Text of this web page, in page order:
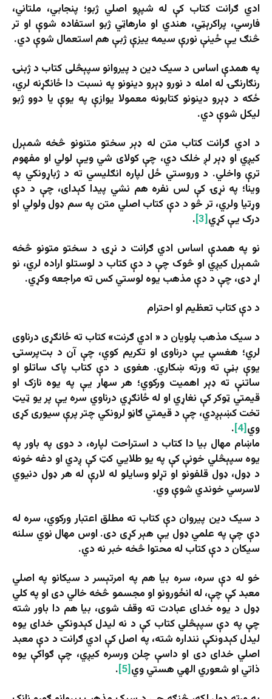
ادي ګرانت کتاب کې له شپږو اصلي ژبو؛ پنجابي، ملتاني،
فارسي، پراکرېټي، هندي او مارهاټي ژبو استفاده شوې او تر
څنګ یې ځینې نورې سیمه ییزې ژبې هم استعمال شوې دي.
په همدې اساس د سیک دین د پیروانو سپېڅلی کتاب د ژبنۍ
رنګارنګۍ له امله د نورو ډېرو دینونو په نسبت دا ځانګړنه لري،
ځکه د ډېرو دینونو کتابونه معمولا یوازې په یوې یا دوو ژبو
لیکل شوې دي.
د ادي ګرانت کتاب متن له ډېر سختو متنونو څخه شمېرل
کیږي او ډېر لږ خلک دي، چې کولای شي ویې لولي او مفهوم
ترې واخلي. د وروستي ځل لپاره انګلیسي ته د ژباړونکي په
وینا؛ په نړۍ کې لس نفره هم نشي پیدا کېدای، چې د دې
وړتیا ولري، تر څو د دې کتاب اصلي متن په سم ډول ولولي او
درک یې کړي[3]
.
نو په همدې اساس ادي ګرانت د نړۍ د سختو متونو څخه
شمېرل کیږي او څوک چې د دې کتاب د لوستلو اراده لري، نو
اړ دی، چې د دې مذهب یوه لوستي کس ته مراجعه وکړي.
د دې کتاب تعظیم او احترام
د سیک مذهب پلویان د « ادي ګرنت» کتاب ته ځانګړی درناوی
لري؛ هغسې یې درناوی او تکریم کوي، چې آن د بت‌پرستۍ
یوې بڼې ته ورته ښکاري. هغوی د دې کتاب پاک ساتلو او
ساتنې ته ډېر اهمیت ورکوي؛ هر سهار یې په یوه نازک او
قیمتي ټوکر کې نغاړي او له ځانګړي درناوي سره یې پر یو ټیټ
تخت کښېږدي، چې د قیمتي ګاڼو لرونکي چتر پرې سیوری کړی
وي[4]
.
ماښام مهال بیا دا کتاب د استراحت لپاره، د دوی په باور په
یوه سپېڅلي خونې کې په یو طلایي کټ کې ږدي او دغه خونه
د ډول، ‌ډول قلفونو او تړلو وسایلو له لارې له هر ډول دنیوي
لاسرسي خوندي شوې وي.
د سیک دین پیروان دې کتاب ته مطلق اعتبار ورکوي، سره له
دې چې په علمي ډول یې هېر کړی دی. اوس مهال نوي سلنه
سیکان د دې کتاب له محتوا څخه خبر نه دي.
خو له دې سره، سره بیا هم په امرتېسر د سیکانو په اصلي
معبد کې چې، له انځورونو او مجسمو څخه خالي دی او په کلي
ډول د یوه خدای عبادت ته وقف شوی، بیا هم دا باور شته
چې په دې سپېڅلي کتاب کې د نه لیدل کېدونکي خدای یوه
لیدل کېدونکې ننداره شته، په اصل کې ادي ګرانت د دې معبد
اصلي خدای دی او داسې چلن ورسره کیږي، چې ګواکې یوه
ذاتي او شعوري الهي هستي وي[5]
.